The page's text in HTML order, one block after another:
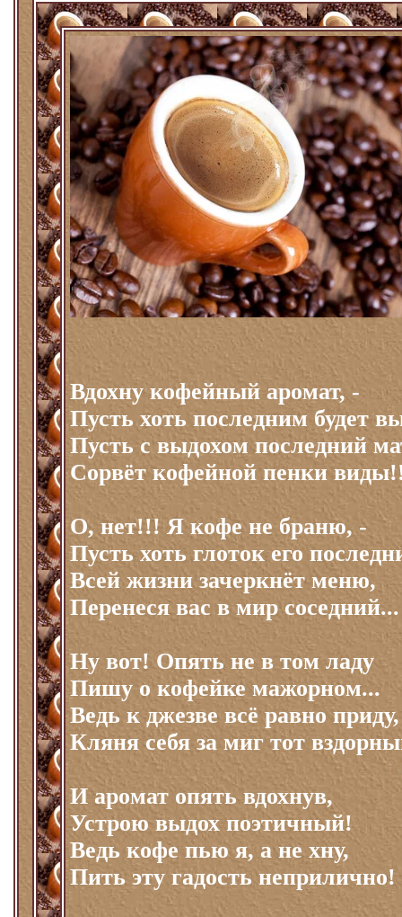
Вдохну кофейный аромат, -
Пусть хоть последним будет
Пусть с выдохом последний
Сорвёт кофейной пенки
О, нет!!! Я кофе не браню, -
Пусть хоть глоток его
Всей жизни зачеркнёт меню,
Перенеся вас в мир соседний...
Ну вот! Опять не в том ладу
Пишу о кофейке мажорном...
Ведь к джезве всё равно приду,
Кляня себя за миг тот
И аромат опять вдохнув,
Устрою выдох поэтичный!
Ведь кофе пью я, а не хну,
Пить эту гадость неприлично!